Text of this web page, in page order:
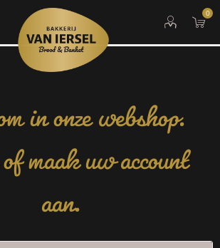
0
onze webshop.
uw account
aan.